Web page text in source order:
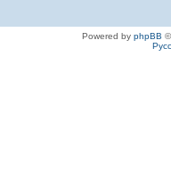
Powered by phpBB